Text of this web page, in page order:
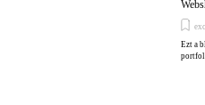
Ezt a